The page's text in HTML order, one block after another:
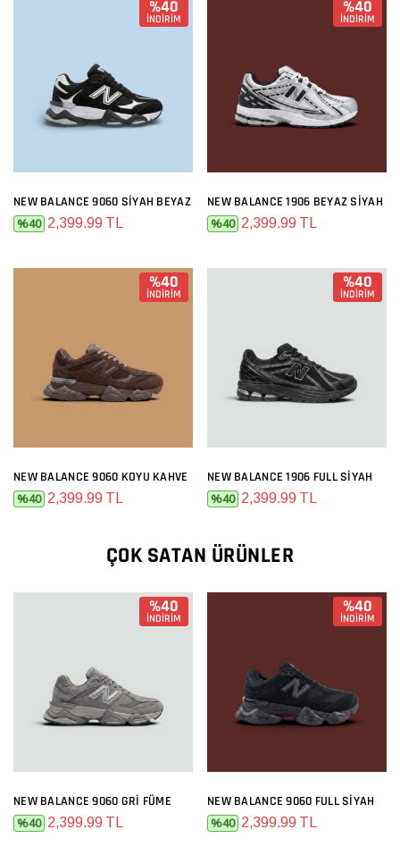
%40
İNDİRİM
NEW BALANCE 9060 SIYAH BEYAZ
%40 2,399.99 TL
%40
İNDİRİM
NEW BALANCE 1906 BEYAZ SIYAH
%40 2,399.99 TL
%40
İNDİRİM
NEW BALANCE 9060 KOYU KAHVE
%40 2,399.99 TL
%40
İNDİRİM
NEW BALANCE 1906 FULL SIYAH
%40 2,399.99 TL
ÇOK SATAN ÜRÜNLER
%40
İNDİRİM
NEW BALANCE 9060 GRI FÜME
%40 2,399.99 TL
%40
İNDİRİM
NEW BALANCE 9060 FULL SIYAH
%40 2,399.99 TL